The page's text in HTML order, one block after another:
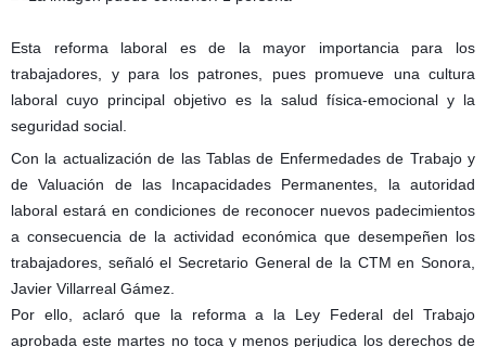
Esta reforma laboral es de la mayor importancia para los
trabajadores, y para los patrones, pues promueve una cultura
laboral cuyo principal objetivo es la salud física-emocional y la
seguridad social.
Con la actualización de las Tablas de Enfermedades de Trabajo y
de Valuación de las Incapacidades Permanentes, la autoridad
laboral estará en condiciones de reconocer nuevos padecimientos
a consecuencia de la actividad económica que desempeñen los
trabajadores, señaló el Secretario General de la CTM en Sonora,
Javier Villarreal Gámez.
Por ello, aclaró que la reforma a la Ley Federal del Trabajo
aprobada este martes no toca y menos perjudica los derechos de